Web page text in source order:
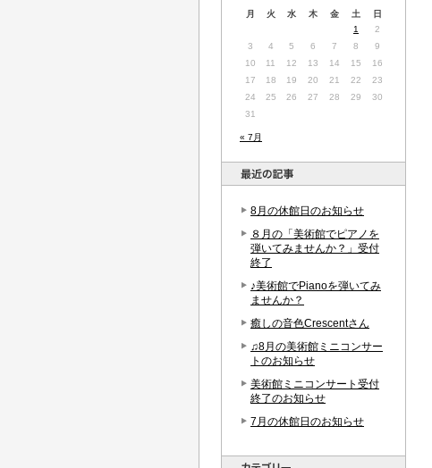
月 火 水 木 金 土 日
« 7月
1
2
3
4 5 6 7 8
9
10
11 12 13 14 15
16
17
18 19 20 21 22
23
24
25 26 27 28 29
30
31
8月の休館日のお知らせ
８月の「美術館でピアノを
弾いてみませんか？」受付
終了
♪美術館でPianoを弾いてみ
ませんか？
癒しの音色Crescentさん
♫8月の美術館ミニコンサー
トのお知らせ
美術館ミニコンサート受付
終了のお知らせ
7月の休館日のお知らせ